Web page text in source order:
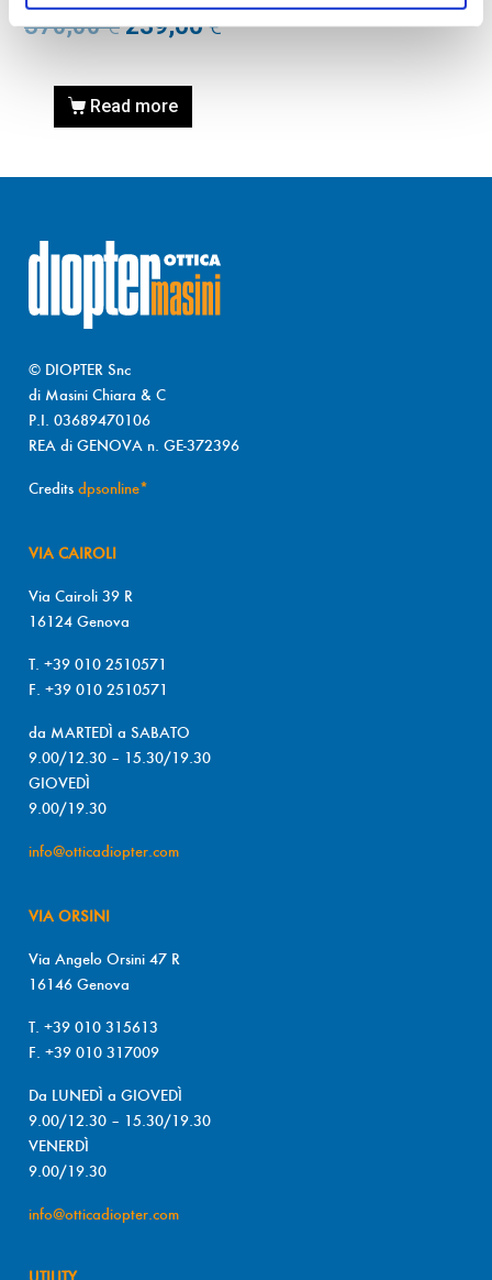
370,00€ 239,00€
Read more
© DIOPTER Snc
di Masini Chiara & C
P.I. 03689470106
REA di GENOVA n. GE-372396
Credits dpsonline*
VIA CAIROLI
Via Cairoli 39 R
16124 Genova
T. +39 010 2510571
F. +39 010 2510571
da MARTEDÌ a SABATO
9.00/12.30 – 15.30/19.30
GIOVEDÌ
9.00/19.30
info@otticadiopter.com
VIA ORSINI
Via Angelo Orsini 47 R
16146 Genova
T. +39 010 315613
F. +39 010 317009
Da LUNEDÌ a GIOVEDÌ
9.00/12.30 – 15.30/19.30
VENERDÌ
9.00/19.30
info@otticadiopter.com